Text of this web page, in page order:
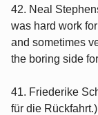
42. Neal
was hard work
and sometimes
the boring side
41. Friederike
für die Rückfahrt.)